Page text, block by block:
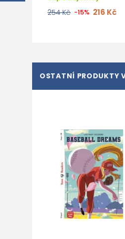
254 Kč -15% 216 Kč
OSTATNÍ PRODUKTY